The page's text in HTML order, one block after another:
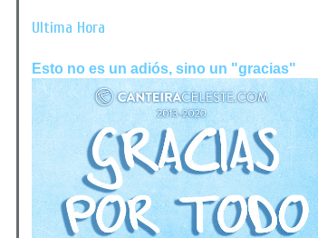
Última Hora
Esto no es un adiós, sino un "gracias"